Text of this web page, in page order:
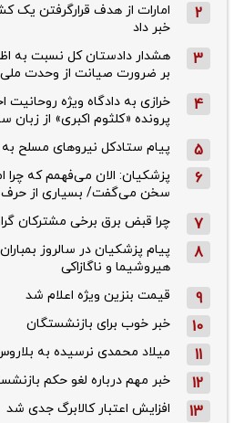
2
امارات از هدف قرارگرفتن یک
خبر داد
3
هشدار دادستان کل نسبت به
بر ضرورت صیانت از وحدت ملی
4
خرازی به دادگاه ویژه
پرونده «کلثوم اکبری» از
5 پیام ستادکل نیروهای مسلح به
6
پزشکیان: الان می‌فهمم که چرا
سخن می‌گفت/ بسیاری از حرف
7 چرا قبض برق برخی مشترکان
8
پیام پزشکیان در سالروز
هیروشیما و ناگازاکی
9 قیمت بنزین ویژه اعلام شد
10 خبر خوب برای بازنشستگان
11 میلاد محمدی نرسیده به
12 خبر مهم درباره لغو حکم
13 افزایش اعتبار کالابرگ جدی شد